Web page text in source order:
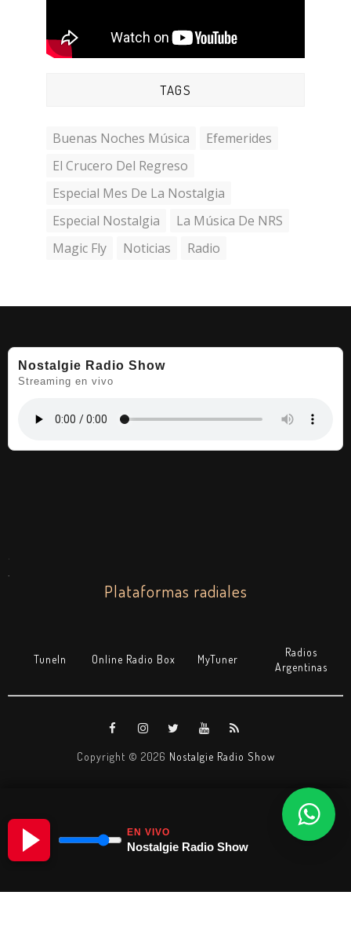
EN VIVO
Nostalgie Radio Show
TAGS
Buenas Noches Música
Efemerides
El Crucero Del Regreso
Especial Mes De La Nostalgia
Especial Nostalgia
La Música De NRS
Magic Fly
Noticias Radio
Nostalgie Radio Show
Streaming en vivo
.
Plataformas radiales
TuneIn Online Radio Box MyTuner
Radios
Argentinas
Copyright © 2026 Nostalgie Radio Show